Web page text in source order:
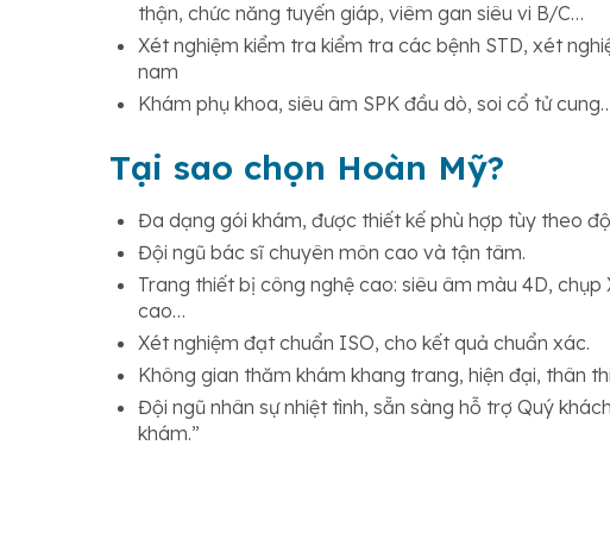
thận, chức năng tuyến giáp, viêm gan siêu vi B/C…
Xét nghiệm kiểm tra kiểm tra các bệnh STD, xét
nam
Khám phụ khoa, siêu âm SPK đầu dò, soi cổ tử
Tại sao chọn Hoàn Mỹ?
Đa dạng gói khám, được thiết kế phù hợp tùy theo
Đội ngũ bác sĩ chuyên môn cao và tận tâm.
Trang thiết bị công nghệ cao: siêu âm màu 4D,
cao…
Xét nghiệm đạt chuẩn ISO, cho kết quả chuẩn xác.
Không gian thăm khám khang trang, hiện đại, thân
Đội ngũ nhân sự nhiệt tình, sẵn sàng hỗ trợ Quý
khám.”